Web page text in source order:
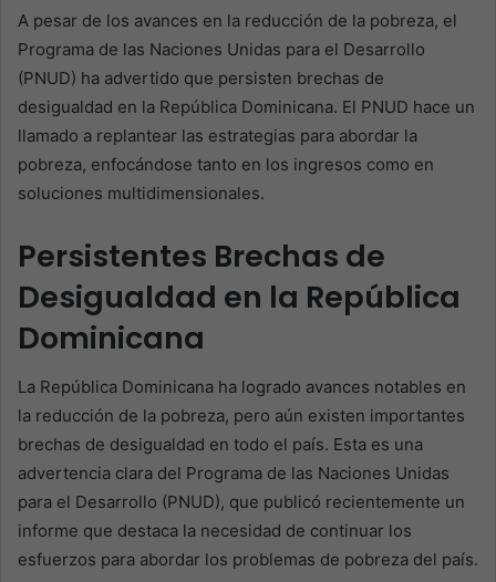
A pesar de los avances en la reducción de la pobreza, el
Programa de las Naciones Unidas para el Desarrollo
(PNUD) ha advertido que persisten brechas de
desigualdad en la República Dominicana. El PNUD hace un
llamado a replantear las estrategias para abordar la
pobreza, enfocándose tanto en los ingresos como en
soluciones multidimensionales.
Persistentes Brechas de
Desigualdad en la República
Dominicana
La República Dominicana ha logrado avances notables en
la reducción de la pobreza, pero aún existen importantes
brechas de desigualdad en todo el país. Esta es una
advertencia clara del Programa de las Naciones Unidas
para el Desarrollo (PNUD), que publicó recientemente un
informe que destaca la necesidad de continuar los
esfuerzos para abordar los problemas de pobreza del país.